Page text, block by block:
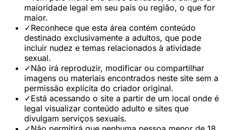
maioridade legal em seu país ou região, o que for
maior.
✓Reconhece que esta área contém conteúdo
destinado exclusivamente a adultos, que pode
incluir nudez e temas relacionados à atividade
sexual.
✓Não irá reproduzir, modificar ou compartilhar
imagens ou materiais encontrados neste site sem a
permissão explícita do criador original.
✓Está acessando o site a partir de um local onde é
legal visualizar conteúdo adulto e sites que
divulgam serviços sexuais.